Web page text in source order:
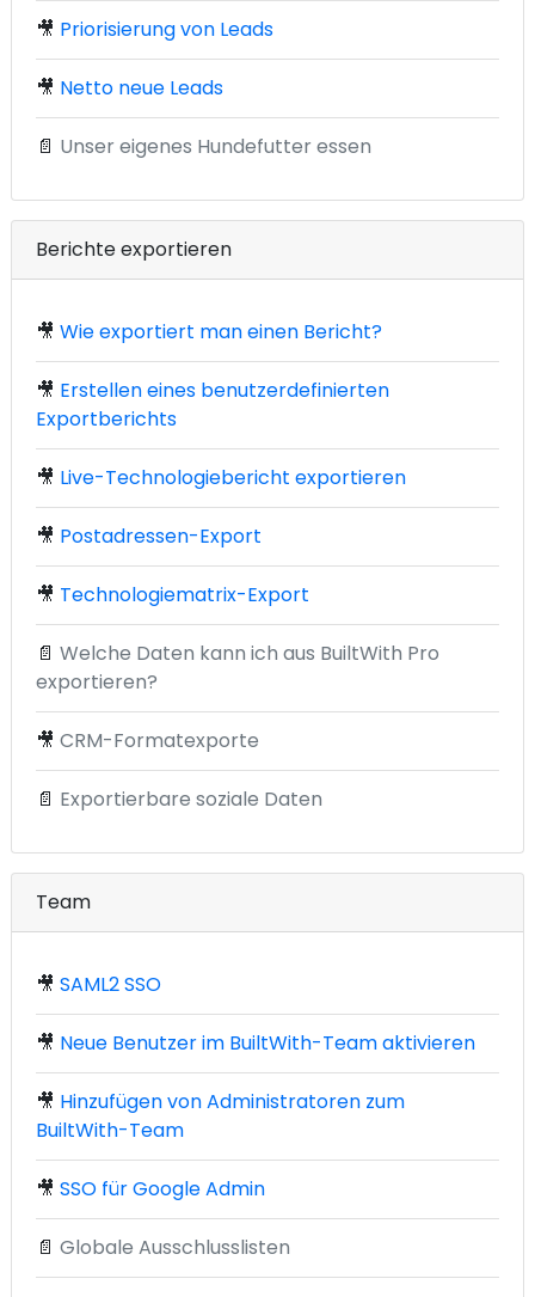
🎥 Priorisierung von Leads
🎥 Netto neue Leads
📄 Unser eigenes Hundefutter essen
Berichte exportieren
🎥 Wie exportiert man einen Bericht?
🎥 Erstellen eines benutzerdefinierten
Exportberichts
🎥 Live-Technologiebericht exportieren
🎥 Postadressen-Export
🎥 Technologiematrix-Export
📄 Welche Daten kann ich aus BuiltWith Pro
exportieren?
🎥 CRM-Formatexporte
📄 Exportierbare soziale Daten
Team
🎥 SAML2 SSO
🎥 Neue Benutzer im BuiltWith-Team aktivieren
🎥 Hinzufügen von Administratoren zum
BuiltWith-Team
🎥 SSO für Google Admin
📄 Globale Ausschlusslisten